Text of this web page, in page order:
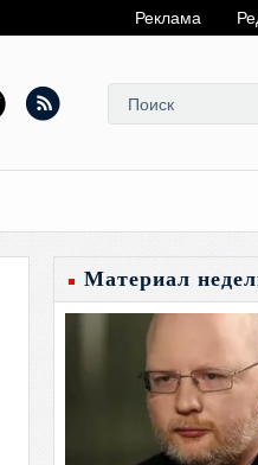
Реклама
Материал